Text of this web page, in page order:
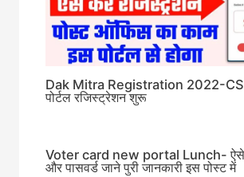
Dak Mitra Registration 2022-
पोर्टल रजिस्ट्रेशन शुरू
Voter card new portal Lunch- ऐसे
और पासवर्ड जाने पुरी जानकारी इस पोस्ट में